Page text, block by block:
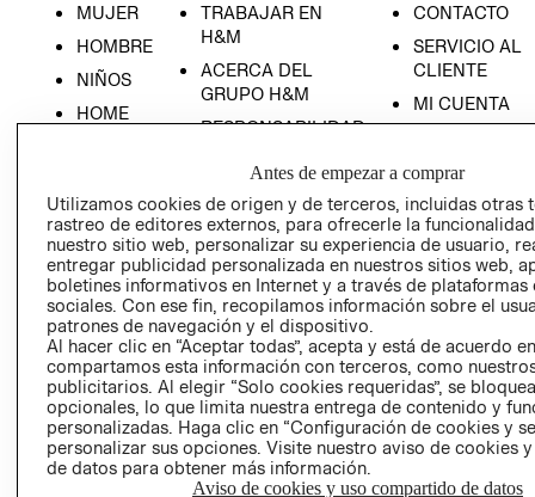
MUJER
HOMBRE
NIÑOS
HOME
TRABAJAR EN
H&M
ACERCA DEL
GRUPO H&M
RESPONSABILIDAD
PRENSA
RELACIÓN CON
INVERSIONISTAS
POLÍTICA
EMPRESARIAL
CONTACTO
SERVICIO AL
CLIENTE
MI CUENTA
- RETIRO EN
TIENDA
TÉRMINOS Y
CONDICIONES
PRIVACIDAD
GIFT CARD
AVISO DE
COOKIES
Antes de empezar a comprar
Utilizamos cookies de origen y de terceros, incluidas otras
rastreo de editores externos, para ofrecerle la
nuestro sitio web, personalizar su experiencia de usuario,
entregar publicidad personalizada en nuestros sitios web,
boletines informativos en Internet y a través de plataformas
sociales. Con ese fin, recopilamos información sobre el
patrones de navegación y el dispositivo.
Al hacer clic en “Aceptar todas”, acepta y está de acuerdo
compartamos esta información con terceros, como
publicitarios. Al elegir “Solo cookies requeridas”, se
opcionales, lo que limita nuestra entrega de contenido y
personalizadas. Haga clic en “Configuración de cookies y
personalizar sus opciones. Visite nuestro aviso de cookies
de datos para obtener más información.
Aviso de cookies y uso compartido de datos